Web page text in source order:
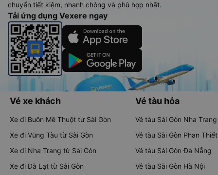
chuyển tiết kiệm, nhanh chóng và phù hợp nhất.
Tải ứng dụng Vexere ngay
Vé xe khách
Xe đi Buôn Mê Thuột từ Sài Gòn
Xe đi Vũng Tàu từ Sài Gòn
Xe đi Nha Trang từ Sài Gòn
Xe đi Đà Lạt từ Sài Gòn
Vé tàu hỏa
Vé tàu Sài Gòn Nha Trang
Vé tàu Sài Gòn Phan Thiết
Vé tàu Sài Gòn Đà Nẵng
Vé tàu Sài Gòn Hà Nội